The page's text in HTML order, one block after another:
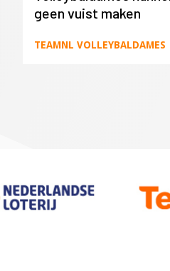
geen vuist maken
TEAMNL VOLLEYBALDAMES